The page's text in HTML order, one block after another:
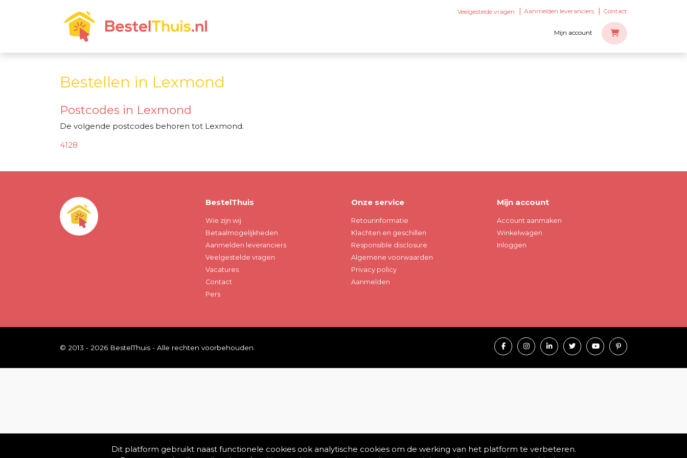
Veelgestelde vragen Aanmelden leveranciers Contact
Mijn account
Bestellen in Lexmond
Postcodes in Lexmond
De volgende postcodes behoren tot Lexmond.
4128
BestelThuis
Wie zijn wij
Betaalmogelijkheden
Aanmelden leveranciers
Veelgestelde vragen
Vacatures
Contact
Pers
Onze service
Retourinformatie
Klachten en geschillen
Responsible disclosure
Algemene voorwaarden
Privacy policy
Aanmelden
Mijn account
Account aanmaken
Winkelwagen
Inloggen
© 2013 - 2026 BestelThuis - Alle rechten voorbehouden.
Dit platform gebruikt naast functionele cookies ook analytische cookies om de werking van het platform te verbeteren.